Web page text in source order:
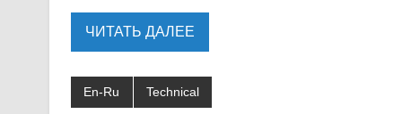
ЧИТАТЬ ДАЛЕЕ
En-Ru Technical